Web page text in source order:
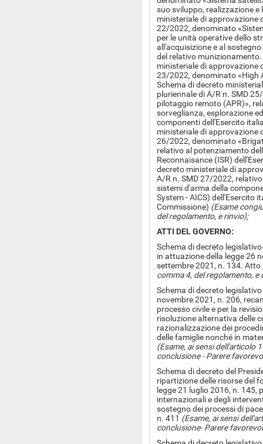
suo sviluppo, realizzazione
ministeriale di approvazione
22/2022, denominato
per le unità operative dello
all'acquisizione e al
del relativo
ministeriale di approvazione
23/2022, denominato «High
Schema di decreto
pluriennale di A/R n. SMD
pilotaggio remoto (APR)»,
sorveglianza, esplorazione
componenti dell'Esercito
ministeriale di approvazione
26/2022, denominato
relativo al potenziamento
Reconnaisance (ISR)
decreto ministeriale di
A/R n. SMD 27/2022,
sistemi d'arma della
System - AICS) dell'Esercito
Commissione) (Esame
del regolamento, e rinvio);
ATTI DEL GOVERNO:
Schema di decreto
in attuazione della legge 26
settembre 2021, n. 134.
comma 4, del regolamento,
Schema di decreto
novembre 2021, n. 206,
processo civile e per la
risoluzione alternativa delle
razionalizzazione dei
delle famiglie nonché in
(Esame, ai sensi dell'articolo
conclusione - Parere
Schema di decreto del
ripartizione delle risorse del
legge 21 luglio 2016, n. 145,
internazionali e degli
sostegno dei processi di
n. 411 (Esame, ai sensi
conclusione- Parere